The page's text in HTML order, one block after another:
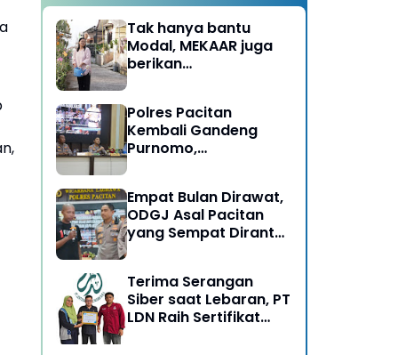
Tak hanya bantu
Modal, MEKAAR juga
berikan
Dapur Tetap Ngebul
Polres Pacitan
Kembali Gandeng
Purnomo,
Rehabilitasi
Empat Bulan Dirawat,
ODGJ Asal Pacitan
yang Sempat Dirantai
Terima Serangan
Siber saat Lebaran, PT
LDN Raih Sertifikat